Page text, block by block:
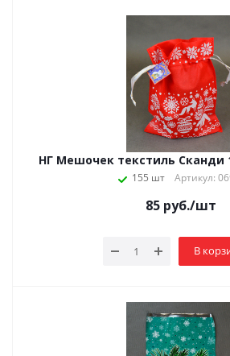
НГ Мешочек текстиль Сканди
155 шт Артикул:
85 руб./шт
В